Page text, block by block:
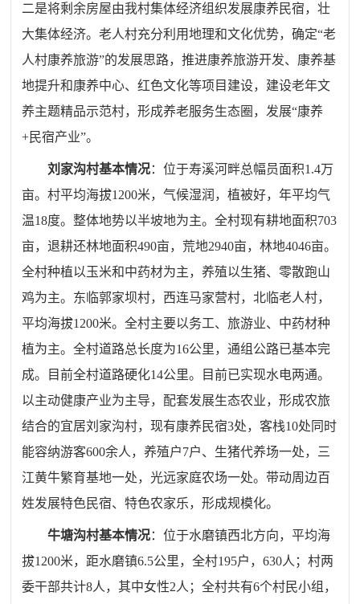
二是将剩余房屋由我村集体经济组织发展康养民宿，壮
大集体经济。老人村充分利用地理和文化优势，确定“老
人村康养旅游”的发展思路，推进康养旅游开发、康养基
地提升和康养中心、红色文化等项目建设，建设老年文
养主题精品示范村，形成养老服务生态圈，发展“康养
+民宿产业”。
刘家沟村基本情况：位于寿溪河畔总幅员面积1.4万
亩。村平均海拔1200米，气候湿润，植被好，年平均气
温18度。整体地势以半坡地为主。全村现有耕地面积703
亩，退耕还林地面积490亩，荒地2940亩，林地4046亩。
全村种植以玉米和中药材为主，养殖以生猪、零散跑山
鸡为主。东临郭家坝村，西连马家营村，北临老人村，
平均海拔1200米。全村主要以务工、旅游业、中药材种
植为主。全村道路总长度为16公里，通组公路已基本完
成。目前全村道路硬化14公里。目前已实现水电两通。
以主动健康产业为主导，配套发展生态农业，形成农旅
结合的宜居刘家沟村，现有康养民宿3处，客栈10处同时
能容纳游客600余人，养殖户7户、生猪代养场一处，三
江黄牛繁育基地一处，光远家庭农场一处。带动周边百
姓发展特色民宿、特色农家乐，形成规模化。
牛塘沟村基本情况：位于水磨镇西北方向，平均海
拔1200米，距水磨镇6.5公里，全村195户，630人；村两
委干部共计8人，其中女性2人；全村共有6个村民小组，